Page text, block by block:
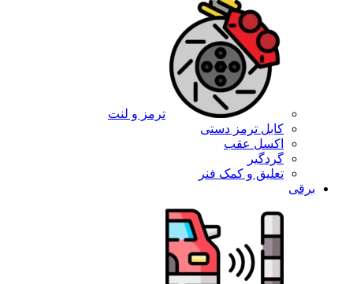
ترمز و لنت
کابل ترمز دستی
اکسل عقب
گردگیر
تعلیق و کمک فنر
برقی